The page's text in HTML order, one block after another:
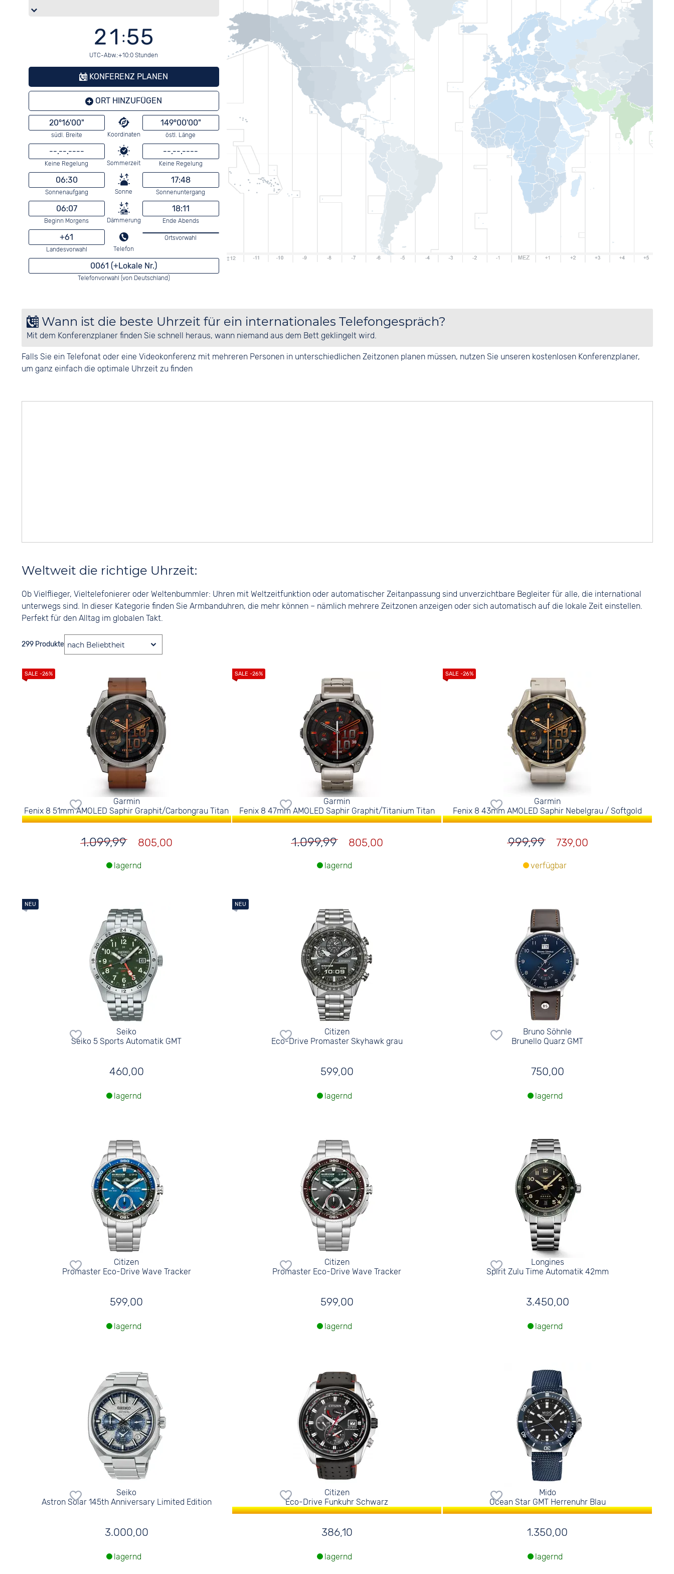
21:55
UTC-Abw.:+10:0 Stunden
KONFERENZ PLANEN
ORT HINZUFÜGEN
20°16'00"
südl. Breite Koordinaten
149°00'00"
östl. Länge
--.--.----
Keine Regelung Sommerzeit
--.--.----
Keine Regelung
06:30
Sonnenaufgang Sonne
17:48
Sonnenuntergang
06:07
Beginn Morgens Dämmerung
18:11
Ende Abends
+61
Landesvorwahl Telefon
Ortsvorwahl
0061 (+Lokale Nr.)
Telefonvorwahl (von Deutschland)
Wann ist die beste Uhrzeit für ein internationales Telefongespräch?
Mit dem Konferenzplaner finden Sie schnell heraus, wann niemand aus dem Bett geklingelt wird.
Falls Sie ein Telefonat oder eine Videokonferenz mit mehreren Personen in unterschiedlichen Zeitzonen planen müssen, nutzen Sie unseren kostenlosen Konferenzplaner,
um ganz einfach die optimale Uhrzeit zu finden
Weltweit die richtige Uhrzeit:
Ob Vielflieger, Vieltelefonierer oder Weltenbummler: Uhren mit Weltzeitfunktion oder automatischer Zeitanpassung sind unverzichtbare Begleiter für alle, die international
unterwegs sind. In dieser Kategorie finden Sie Armbanduhren, die mehr können – nämlich mehrere Zeitzonen anzeigen oder sich automatisch auf die lokale Zeit einstellen.
Perfekt für den Alltag im globalen Takt.
299 Produkte
Garmin
Fenix 8 51mm AMOLED Saphir Graphit/Carbongrau Titan
1.099,99 805,00
lagernd
Garmin
Fenix 8 47mm AMOLED Saphir Graphit/Titanium Titan
1.099,99 805,00
lagernd
Garmin
Fenix 8 43mm AMOLED Saphir Nebelgrau / Softgold
999,99 739,00
verfügbar
Seiko
Seiko 5 Sports Automatik GMT
460,00
lagernd
Citizen
Eco-Drive Promaster Skyhawk grau
599,00
lagernd
Bruno Söhnle
Brunello Quarz GMT
750,00
lagernd
Citizen
Promaster Eco-Drive Wave Tracker
599,00
lagernd
Citizen
Promaster Eco-Drive Wave Tracker
599,00
lagernd
Longines
Spirit Zulu Time Automatik 42mm
3.450,00
lagernd
Seiko
Astron Solar 145th Anniversary Limited Edition
3.000,00
lagernd
Citizen
Eco-Drive Funkuhr Schwarz
386,10
lagernd
Mido
Ocean Star GMT Herrenuhr Blau
1.350,00
lagernd